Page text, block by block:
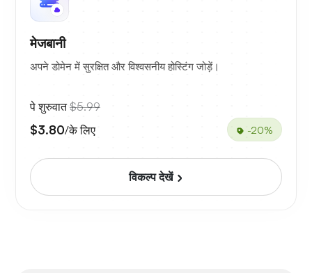
मेजबानी
अपने डोमेन में सुरक्षित और विश्वसनीय होस्टिंग जोड़ें।
पे शुरुवात$5.99
$3.80/के लिए -20%
विकल्प देखें